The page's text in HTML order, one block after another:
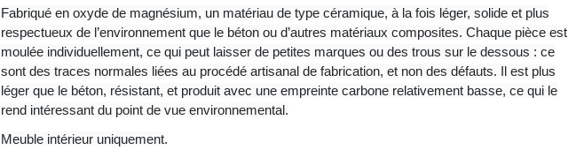
Fabriqué en oxyde de magnésium, un matériau de type céramique, à la fois léger, solide et plus
respectueux de l’environnement que le béton ou d’autres matériaux composites. Chaque pièce est
moulée individuellement, ce qui peut laisser de petites marques ou des trous sur le dessous : ce
sont des traces normales liées au procédé artisanal de fabrication, et non des défauts. Il est plus
léger que le béton, résistant, et produit avec une empreinte carbone relativement basse, ce qui le
rend intéressant du point de vue environnemental.
Meuble intérieur uniquement.